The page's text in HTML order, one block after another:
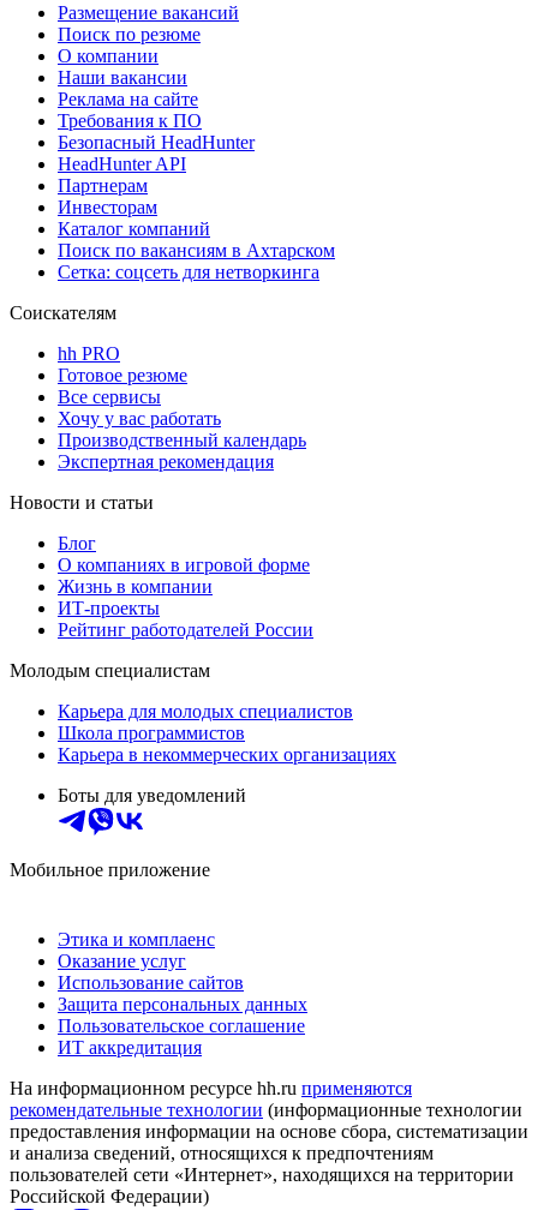
Размещение вакансий
Поиск по резюме
О компании
Наши вакансии
Реклама на сайте
Требования к ПО
Безопасный HeadHunter
HeadHunter API
Партнерам
Инвесторам
Каталог компаний
Поиск по вакансиям в Ахтарском
Сетка: соцсеть для нетворкинга
Соискателям
hh PRO
Готовое резюме
Все сервисы
Хочу у вас работать
Производственный календарь
Экспертная рекомендация
Новости и статьи
Блог
О компаниях в игровой форме
Жизнь в компании
ИТ-проекты
Рейтинг работодателей России
Молодым специалистам
Карьера для молодых специалистов
Школа программистов
Карьера в некоммерческих организациях
Боты для уведомлений
Мобильное приложение
Этика и комплаенс
Оказание услуг
Использование сайтов
Защита персональных данных
Пользовательское соглашение
ИТ аккредитация
На информационном ресурсе hh.ru применяются
рекомендательные технологии (информационные технологии
предоставления информации на основе сбора, систематизации
и анализа сведений, относящихся к предпочтениям
пользователей сети «Интернет», находящихся на территории
Российской Федерации)